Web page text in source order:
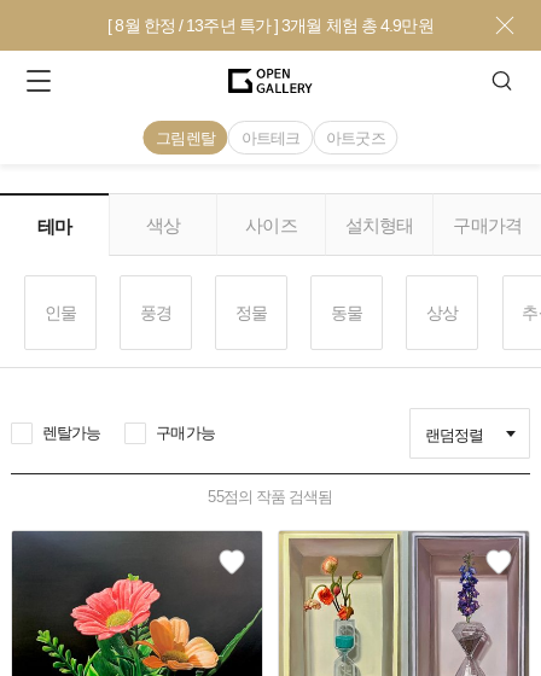
[ 8월 한정 / 13주년 특가 ] 3개월 체험 총 4.9만원
그림렌탈 아트테크 아트굿즈
테마 색상 사이즈 설치형태 구매가격
인물 풍경 정물 동물 상상
렌탈가능 구매가능 랜덤정렬
55점의 작품 검색됨